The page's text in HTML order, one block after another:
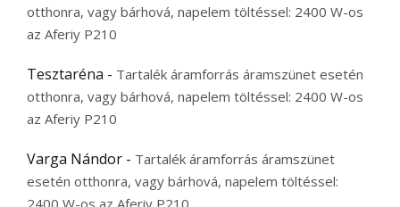
otthonra, vagy bárhová, napelem töltéssel: 2400 W-os
az Aferiy P210
Tesztaréna - Tartalék áramforrás áramszünet esetén
otthonra, vagy bárhová, napelem töltéssel: 2400 W-os
az Aferiy P210
Varga Nándor - Tartalék áramforrás áramszünet
esetén otthonra, vagy bárhová, napelem töltéssel:
2400 W-os az Aferiy P210